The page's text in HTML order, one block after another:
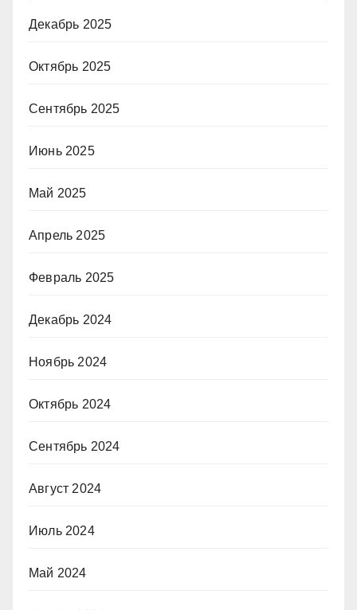
Декабрь 2025
Октябрь 2025
Сентябрь 2025
Июнь 2025
Май 2025
Апрель 2025
Февраль 2025
Декабрь 2024
Ноябрь 2024
Октябрь 2024
Сентябрь 2024
Август 2024
Июль 2024
Май 2024